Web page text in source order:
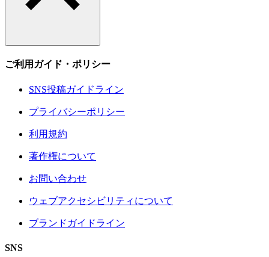
ご利用ガイド・ポリシー
SNS投稿ガイドライン
プライバシーポリシー
利用規約
著作権について
お問い合わせ
ウェブアクセシビリティについて
ブランドガイドライン
SNS